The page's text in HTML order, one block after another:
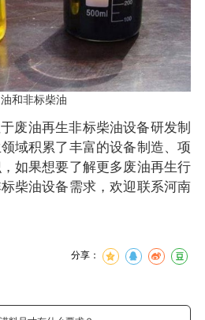
油和非标柴油
废油再生非标柴油设备研发制
域积累了丰富的设备制造、项
如果想要了解更多废油再生行
柴油设备需求，欢迎联系河南
分享：